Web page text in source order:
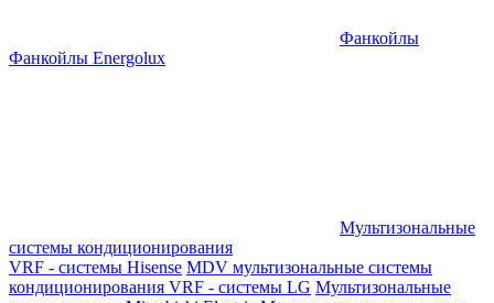
Фанкойлы
Фанкойлы Energolux
Мультизональные
системы кондиционирования
VRF - системы Hisense MDV мультизональные системы
кондиционирования VRF - системы LG Мультизональные